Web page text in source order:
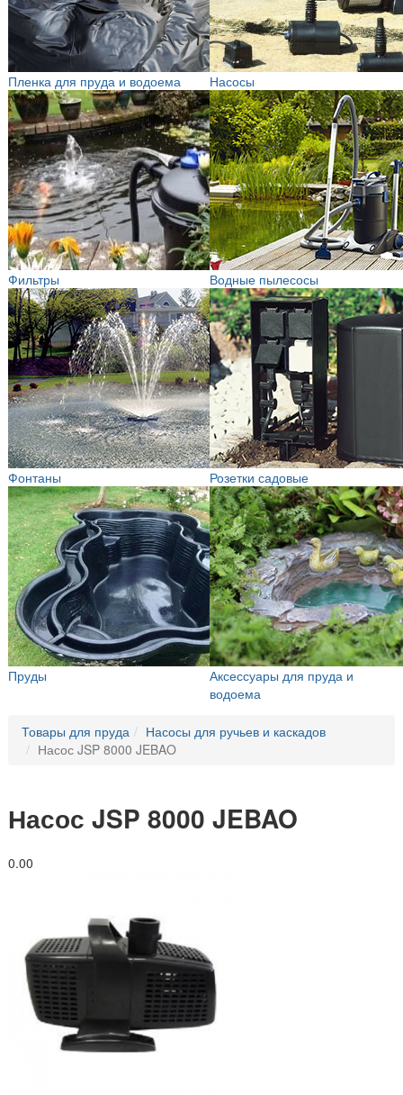
Пленка для пруда и водоема Насосы
Фильтры Водные пылесосы
Фонтаны Розетки садовые
Пруды
Аксессуары для пруда и
водоема
Товары для пруда
Насосы для ручьев и каскадов
Насос JSP 8000 JEBAO
Насос JSP 8000 JEBAO
0.00